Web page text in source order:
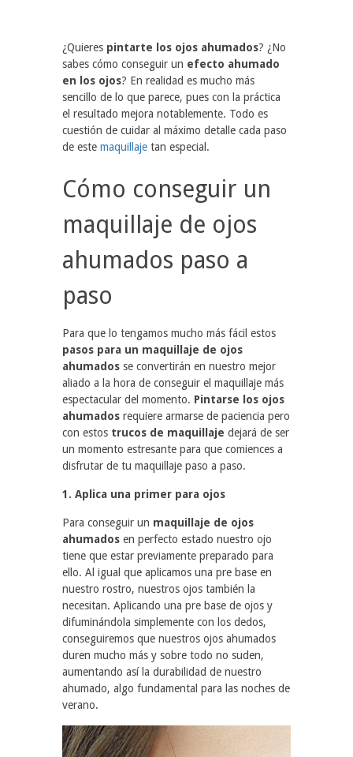
¿Quieres pintarte los ojos ahumados? ¿No
sabes cómo conseguir un efecto ahumado
en los ojos? En realidad es mucho más
sencillo de lo que parece, pues con la práctica
el resultado mejora notablemente. Todo es
cuestión de cuidar al máximo detalle cada paso
de este maquillaje tan especial.
Cómo conseguir un
maquillaje de ojos
ahumados paso a
paso
Para que lo tengamos mucho más fácil estos
pasos para un maquillaje de ojos
ahumados se convertirán en nuestro mejor
aliado a la hora de conseguir el maquillaje más
espectacular del momento. Pintarse los ojos
ahumados requiere armarse de paciencia pero
con estos trucos de maquillaje dejará de ser
un momento estresante para que comiences a
disfrutar de tu maquillaje paso a paso.
1. Aplica una primer para ojos
Para conseguir un maquillaje de ojos
ahumados en perfecto estado nuestro ojo
tiene que estar previamente preparado para
ello. Al igual que aplicamos una pre base en
nuestro rostro, nuestros ojos también la
necesitan. Aplicando una pre base de ojos y
difuminándola simplemente con los dedos,
conseguiremos que nuestros ojos ahumados
duren mucho más y sobre todo no suden,
aumentando así la durabilidad de nuestro
ahumado, algo fundamental para las noches de
verano.